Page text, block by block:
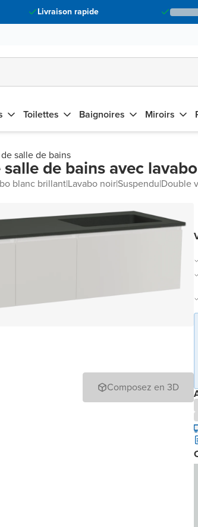
Livraison rapide
Toilettes Baignoires Miroirs
salle de bains
de bains avec
blanc brillant|Lavabo noir|Suspendu|Double
Composez en 3D